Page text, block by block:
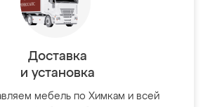
Доставка
и установка
мебель по Химкам и всей